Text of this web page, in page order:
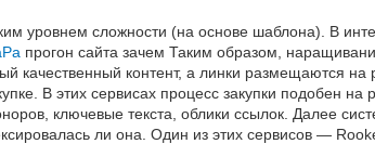
уровнем сложности (на основе шаблона). В
прогон сайта зачем Таким образом,
качественный контент, а линки размещаются
В этих сервисах процесс закупки подобен на
ключевые текста, облики ссылок. Далее
ли она. Один из этих сервисов —